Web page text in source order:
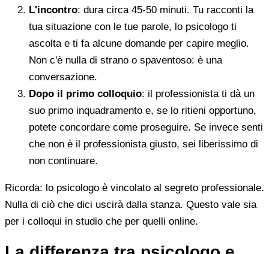
L'incontro: dura circa 45-50 minuti. Tu racconti la
tua situazione con le tue parole, lo psicologo ti
ascolta e ti fa alcune domande per capire meglio.
Non c'è nulla di strano o spaventoso: è una
conversazione.
Dopo il primo colloquio: il professionista ti dà un
suo primo inquadramento e, se lo ritieni opportuno,
potete concordare come proseguire. Se invece senti
che non è il professionista giusto, sei liberissimo di
non continuare.
Ricorda: lo psicologo è vincolato al segreto professionale.
Nulla di ciò che dici uscirà dalla stanza. Questo vale sia
per i colloqui in studio che per quelli online.